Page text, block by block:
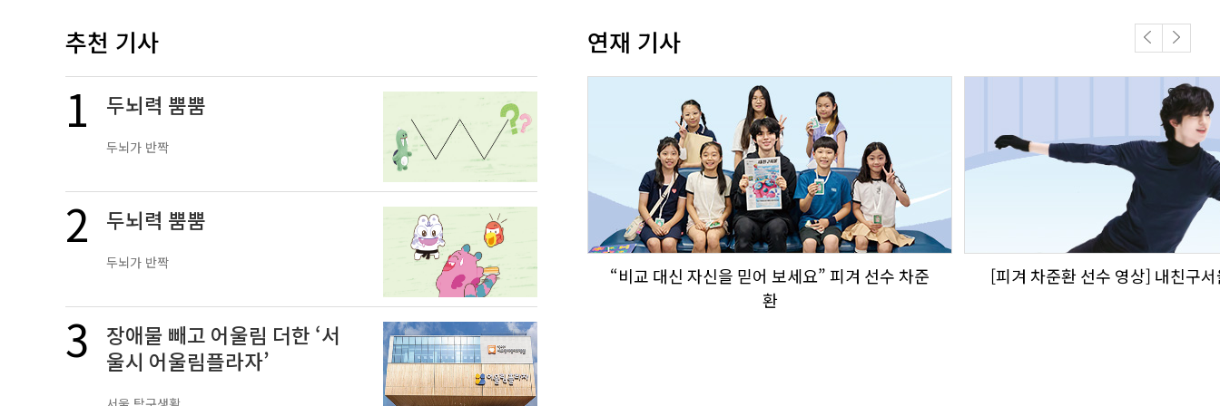
추천 기사
두뇌력 뿜뿜
두뇌가 반짝
두뇌력 뿜뿜
두뇌가 반짝
장애물 빼고 어울림 더한 ‘서
울시 어울림플라자’
연재 기사
“비교 대신 자신을 믿어 보세요” 피겨 선수 차준
환
[피겨 차준환 선수 영상] 내친구